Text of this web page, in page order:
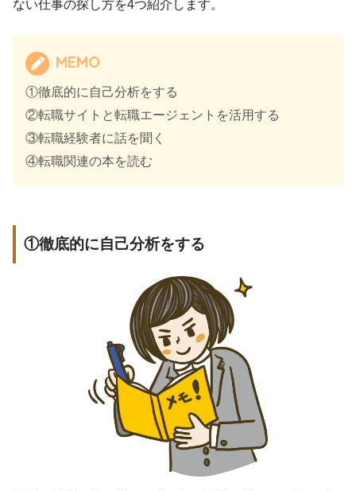
ない仕事の探し方を4つ紹介します。
MEMO
①徹底的に自己分析をする
②転職サイトと転職エージェントを活用する
③転職経験者に話を聞く
④転職関連の本を読む
①徹底的に自己分析をする